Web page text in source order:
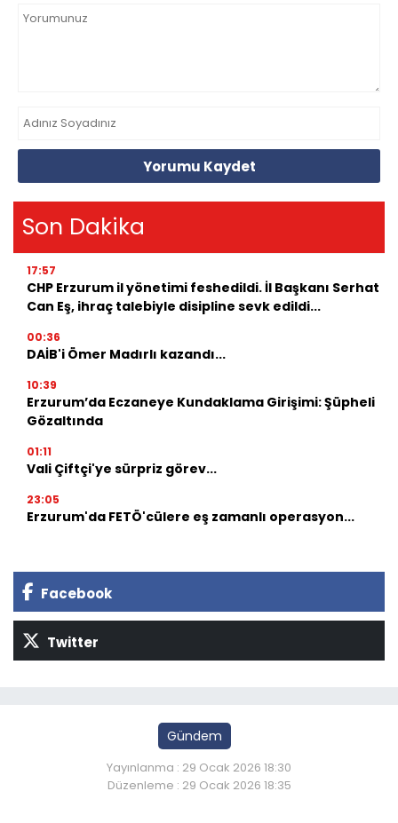
Yorumu Kaydet
Son Dakika
17:57
CHP Erzurum il yönetimi feshedildi. İl Başkanı Serhat
Can Eş, ihraç talebiyle disipline sevk edildi...
00:36
DAİB'i Ömer Madırlı kazandı...
10:39
Erzurum’da Eczaneye Kundaklama Girişimi: Şüpheli
Gözaltında
01:11
Vali Çiftçi'ye sürpriz görev...
23:05
Erzurum'da FETÖ'cülere eş zamanlı operasyon...
Facebook
Twitter
Gündem
Yayınlanma : 29 Ocak 2026 18:30
Düzenleme : 29 Ocak 2026 18:35